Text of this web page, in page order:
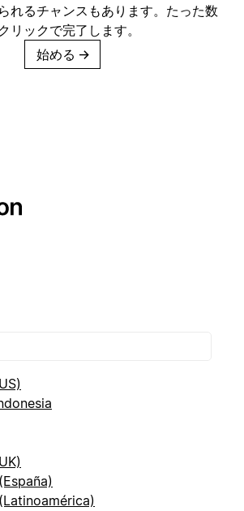
れるチャンスもあります。たった数
リックで完了します。
始める →